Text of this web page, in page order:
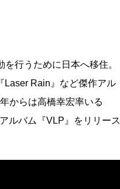
行うために日本へ移住。
Laser Rain』など傑作アル
からは高橋幸宏率いる
ルバム『VLP』をリリース